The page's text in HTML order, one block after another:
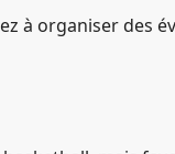
à organiser des